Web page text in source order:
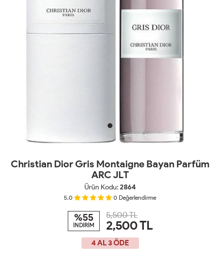
Christian Dior Gris Montaigne Bayan Parfüm
ARC JLT
Ürün Kodu:2864
5.0 0 Değerlendirme
%55
İNDİRİM
5,500 TL
2,500TL
4 AL 3 ÖDE